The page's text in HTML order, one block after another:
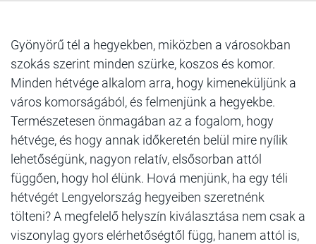
Gyönyörű tél a hegyekben, miközben a városokban
szokás szerint minden szürke, koszos és komor.
Minden hétvége alkalom arra, hogy kimeneküljünk a
város komorságából, és felmenjünk a hegyekbe.
Természetesen önmagában az a fogalom, hogy
hétvége, és hogy annak időkeretén belül mire nyílik
lehetőségünk, nagyon relatív, elsősorban attól
függően, hogy hol élünk. Hová menjünk, ha egy téli
hétvégét Lengyelország hegyeiben szeretnénk
tölteni? A megfelelő helyszín kiválasztása nem csak a
viszonylag gyors elérhetőségtől függ, hanem attól is,